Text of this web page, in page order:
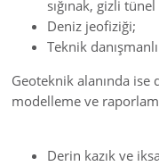
sığınak, gizli tünel
Deniz jeofiziği;
Teknik
Geoteknik alanında ise
modelleme ve
Derin kazık ve